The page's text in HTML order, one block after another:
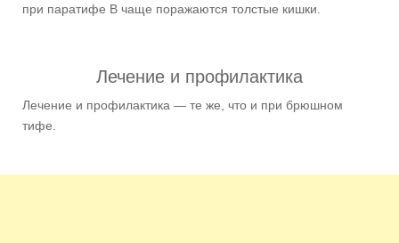
при паратифе В чаще поражаются толстые кишки.
Лечение и профилактика
Лечение и профилактика — те же, что и при брюшном
тифе.